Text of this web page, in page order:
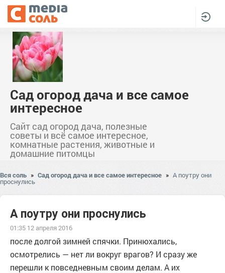
Сад огород дача и все самое
интересное
Сайт сад огород дача, полезные
советы и всё самое интересное,
комнатные растения, животные и
домашние питомцы
Вся соль » Сад огород дача и все самое интересное » А поутру они
проснулись
А поутру они проснулись
01:35 12 апреля 2016
после долгой зимней спячки. Принюхались,
осмотрелись — нет ли вокруг врагов? И сразу же
перешли к повседневным своим делам. А их